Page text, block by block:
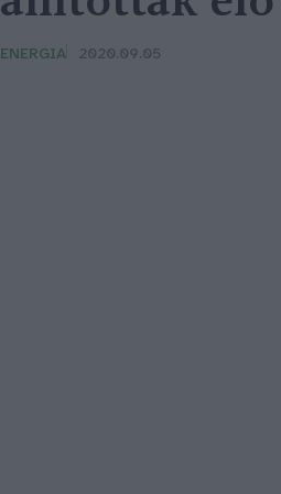
ENERGIA 2020.09.05